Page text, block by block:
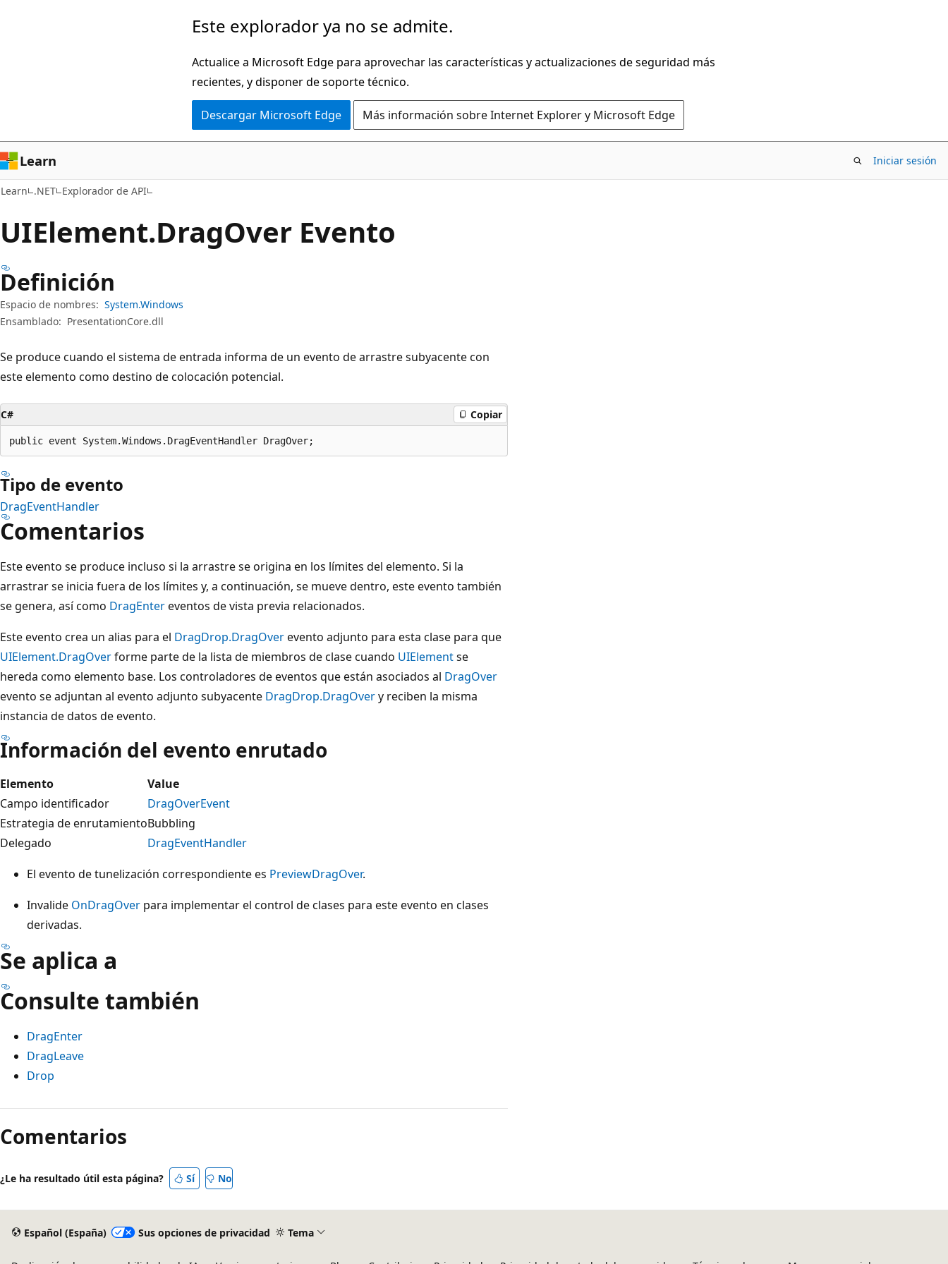
página
Este explorador ya no se admite.
Actualice a Microsoft Edge para aprovechar las características y actualizaciones de seguridad más
recientes, y disponer de soporte técnico.
Descargar Microsoft Edge Más información sobre Internet Explorer y Microsoft Edge
Learn Iniciar sesión
Learn .NET Explorador de API
UIElement.DragOver Evento
Definición
Espacio de nombres: System.Windows
Ensamblado: PresentationCore.dll
Se produce cuando el sistema de entrada informa de un evento de arrastre subyacente con
este elemento como destino de colocación potencial.
C# Copiar
public event System.Windows.DragEventHandler DragOver;
Tipo de evento
DragEventHandler
Comentarios
Este evento se produce incluso si la arrastre se origina en los límites del elemento. Si la
arrastrar se inicia fuera de los límites y, a continuación, se mueve dentro, este evento también
se genera, así como DragEntereventos de vista previa relacionados.
Este evento crea un alias para el DragDrop.DragOverevento adjunto para esta clase para que
UIElement.DragOverforme parte de la lista de miembros de clase cuando UIElementse
hereda como elemento base. Los controladores de eventos que están asociados al DragOver
evento se adjuntan al evento adjunto subyacente DragDrop.DragOvery reciben la misma
instancia de datos de evento.
Información del evento enrutado
Elemento
Value
Campo identificador
DragOverEvent
Estrategia de enrutamientoBubbling
Delegado
DragEventHandler
El evento de tunelización correspondiente es PreviewDragOver.
Invalide OnDragOver para implementar el control de clases para este evento en clases
derivadas.
Se aplica a
Consulte también
DragEnter
DragLeave
Drop
Modo
de
lectura
Comentarios
¿Le ha resultado útil esta página? Sí No
Español (España) Sus opciones de privacidad Tema